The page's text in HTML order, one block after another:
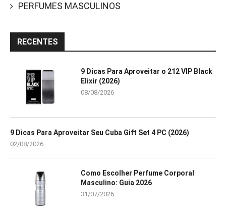
PERFUMES MASCULINOS
RECENTES
9 Dicas Para Aproveitar o 212 VIP Black
Elixir (2026)
08/08/2026
9 Dicas Para Aproveitar Seu Cuba Gift Set 4 PC (2026)
02/08/2026
Como Escolher Perfume Corporal
Masculino: Guia 2026
31/07/2026